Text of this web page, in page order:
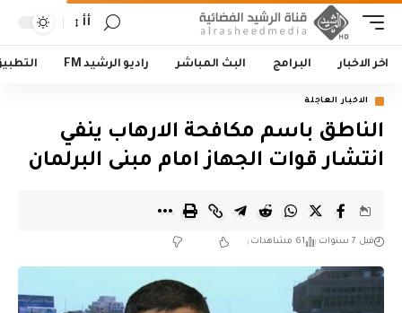
أأ
اخر الاخبار البرامج البث المباشر راديو الرشيد FM
الاخبار العاجلة
الناطق باسم مكافحة الارهاب ينفي
انتشار قوات الجهاز امام مبنى البرلمان
قبل 7 سنوات 61 مشاهدات